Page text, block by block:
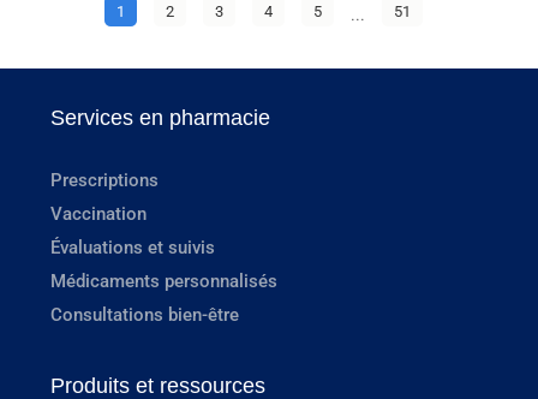
1 2 3 4 5 ... 51
Services en pharmacie
Prescriptions
Vaccination
Évaluations et suivis
Médicaments personnalisés
Consultations bien-être
Produits et ressources